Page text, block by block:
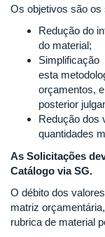
Os objetivos são os
Redução do
do material;
Simplificação
esta
orçamentos,
posterior
Redução dos
quantidades
As Solicitações
Catálogo via SG.
O débito dos
matriz
rubrica de material